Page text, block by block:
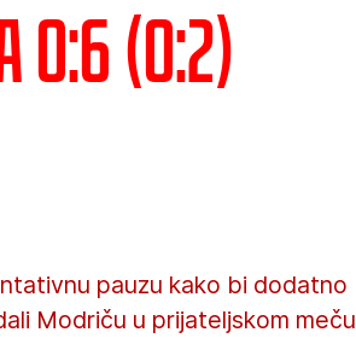
(0:2)
pauzu kako bi dodatno
Modriču u prijateljskom meču